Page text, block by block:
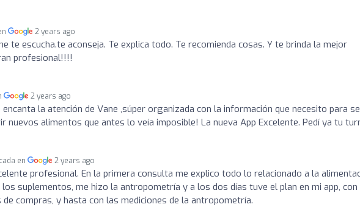
2 years ago
te escucha.te aconseja. Te explica todo. Te recomienda cosas. Y te brinda la mejor
profesional!!!!
2 years ago
encanta la atención de Vane ,súper organizada con la información que necesito para
nuevos alimentos que antes lo veía imposible! La nueva App Excelente. Pedí ya tu
en 2 years ago
profesional. En la primera consulta me explico todo lo relacionado a la
suplementos, me hizo la antropometría y a los dos días tuve el plan en mi app, con
compras, y hasta con las mediciones de la antropometría.